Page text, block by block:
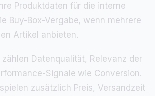
Produktdaten für die interne
Buy-Box-Vergabe, wenn mehrere
Artikel anbieten.
zählen Datenqualität, Relevanz der
Signale wie Conversion.
zusätzlich Preis, Versandzeit